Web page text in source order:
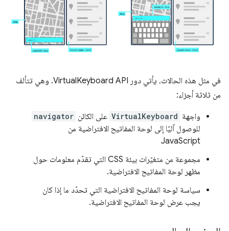
في مثل هذه الحالات، يأتي دور VirtualKeyboard API. وهي تتألف
من ثلاثة أجزاء:
واجهة VirtualKeyboard على الكائن navigator
للوصول آليًا إلى لوحة المفاتيح الافتراضية من
JavaScript
مجموعة من متغيّرات بيئة CSS التي تقدّم معلومات حول
مظهر لوحة المفاتيح الافتراضية.
سياسة لوحة المفاتيح الافتراضية التي تحدّد ما إذا كان
يجب عرض لوحة المفاتيح الافتراضية.